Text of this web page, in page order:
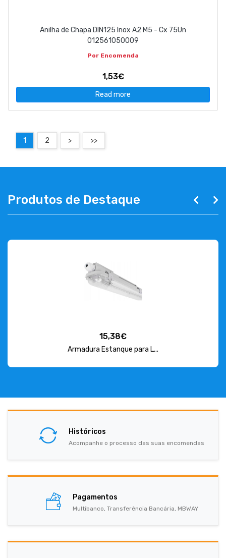
Anilha de Chapa DIN125 Inox A2 M5 - Cx 75Un
012561050009
Por Encomenda
1,53€
Read more
1 2 > >>
Produtos de Destaque
15,38€
Armadura Estanque para L...
Históricos
Acompanhe o processo das suas encomendas
Pagamentos
Multibanco, Transferência Bancária, MBWAY